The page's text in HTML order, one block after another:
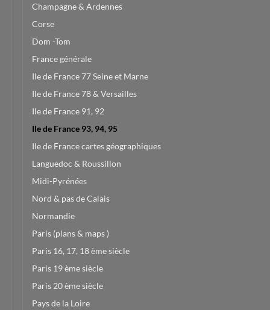
Champagne & Ardennes
Corse
Dom -Tom
France générale
Ile de France 77 Seine et Marne
Ile de France 78 & Versailles
Ile de France 91, 92
Ile de France 93, 94, 95
Ile de France cartes géographiques
Languedoc & Roussillon
Midi-Pyrénées
Nord & pas de Calais
Normandie
Paris (plans & maps )
Paris 16, 17, 18 ème siècle
Paris 19 ème siècle
Paris 20 ème siècle
Pays de la Loire